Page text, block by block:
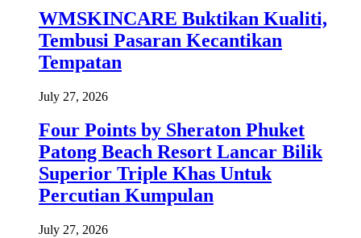
WMSKINCARE Buktikan Kualiti,
Tembusi Pasaran Kecantikan
Tempatan
July 27, 2026
Four Points by Sheraton Phuket
Patong Beach Resort Lancar Bilik
Superior Triple Khas Untuk
Percutian Kumpulan
July 27, 2026